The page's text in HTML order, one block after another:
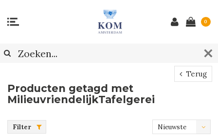
0
Terug
Producten getagd met
MilieuvriendelijkTafelgerei
Filter
Nieuwste